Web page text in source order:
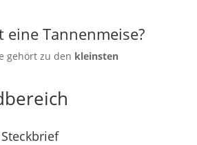
eine Tannenmeise?
gehört zu den kleinsten